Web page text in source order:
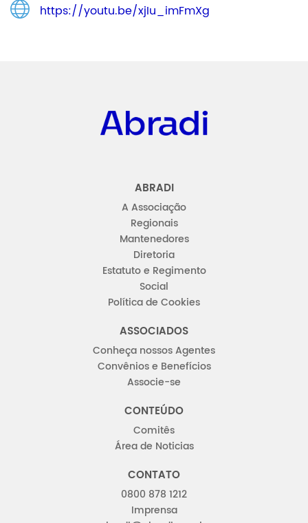
https://youtu.be/xjIu_imFmXg
ABRADI
A Associação
Regionais
Mantenedores
Diretoria
Estatuto e Regimento
Social
Política de Cookies
ASSOCIADOS
Conheça nossos Agentes
Convênios e Benefícios
Associe-se
CONTEÚDO
Comitês
Área de Noticias
CONTATO
0800 878 1212
Imprensa